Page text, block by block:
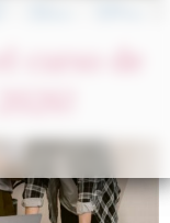
curso de